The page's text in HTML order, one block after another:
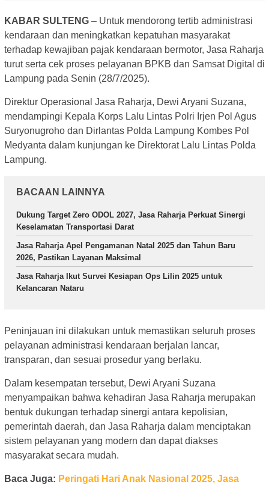
KABAR SULTENG – Untuk mendorong tertib administrasi
kendaraan dan meningkatkan kepatuhan masyarakat
terhadap kewajiban pajak kendaraan bermotor, Jasa Raharja
turut serta cek proses pelayanan BPKB dan Samsat Digital di
Lampung pada Senin (28/7/2025).
Direktur Operasional Jasa Raharja, Dewi Aryani Suzana,
mendampingi Kepala Korps Lalu Lintas Polri Irjen Pol Agus
Suryonugroho dan Dirlantas Polda Lampung Kombes Pol
Medyanta dalam kunjungan ke Direktorat Lalu Lintas Polda
Lampung.
BACAAN LAINNYA
Dukung Target Zero ODOL 2027, Jasa Raharja Perkuat Sinergi
Keselamatan Transportasi Darat
Jasa Raharja Apel Pengamanan Natal 2025 dan Tahun Baru
2026, Pastikan Layanan Maksimal
Jasa Raharja Ikut Survei Kesiapan Ops Lilin 2025 untuk
Kelancaran Nataru
Peninjauan ini dilakukan untuk memastikan seluruh proses
pelayanan administrasi kendaraan berjalan lancar,
transparan, dan sesuai prosedur yang berlaku.
Dalam kesempatan tersebut, Dewi Aryani Suzana
menyampaikan bahwa kehadiran Jasa Raharja merupakan
bentuk dukungan terhadap sinergi antara kepolisian,
pemerintah daerah, dan Jasa Raharja dalam menciptakan
sistem pelayanan yang modern dan dapat diakses
masyarakat secara mudah.
Baca Juga: Peringati Hari Anak Nasional 2025, Jasa